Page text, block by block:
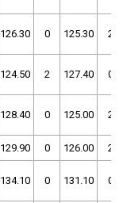
126.30 0 125.30 2
124.50 2 127.40 0
128.40 0 125.00 2
129.90 0 126.00 2
134.10 0 131.10 0